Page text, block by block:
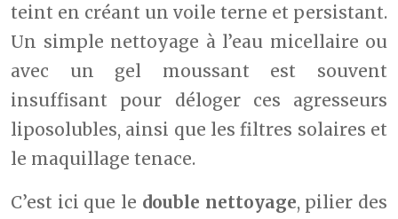
teint en créant un voile terne et persistant.
Un simple nettoyage à l’eau micellaire ou
avec un gel moussant est souvent
insuffisant pour déloger ces agresseurs
liposolubles, ainsi que les filtres solaires et
le maquillage tenace.
C’est ici que le double nettoyage, pilier des